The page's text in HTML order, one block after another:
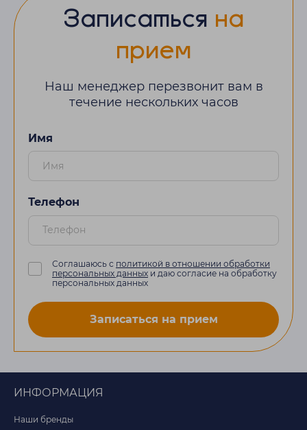
Записаться на
прием
Наш менеджер перезвонит вам в
течение нескольких часов
Имя
Телефон
Соглашаюсь с политикой в отношении обработки
персональных данных и даю согласие на обработку
персональных данных
Записаться на прием
ИНФОРМАЦИЯ
Наши бренды